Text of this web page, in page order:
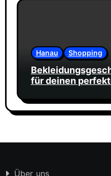
Hanau Shopping
für deinen
Über uns